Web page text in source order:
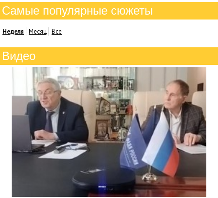
Самые популярные сюжеты
Неделя Месяц Все
Видео